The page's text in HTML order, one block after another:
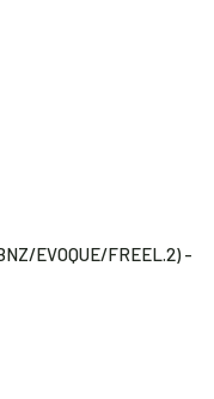
EVOQUE/FREEL.2) -